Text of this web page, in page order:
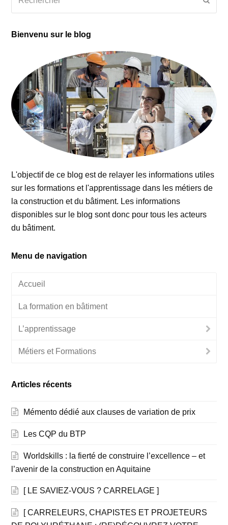
Bienvenu sur le blog
L'objectif de ce blog est de relayer les informations utiles
sur les formations et l'apprentissage dans les métiers de
la construction et du bâtiment. Les informations
disponibles sur le blog sont donc pour tous les acteurs
du bâtiment.
Menu de navigation
Accueil
La formation en bâtiment
L’apprentissage
Métiers et Formations
Articles récents
Mémento dédié aux clauses de variation de prix
Les CQP du BTP
Worldskills : la fierté de construire l’excellence – et
l’avenir de la construction en Aquitaine
[ LE SAVIEZ-VOUS ? CARRELAGE ]
[ CARRELEURS, CHAPISTES ET PROJETEURS